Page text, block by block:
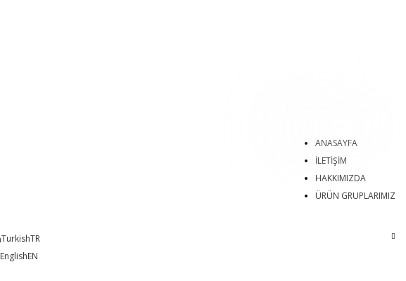
ANASAYFA
İLETİŞİM
HAKKIMIZDA
ÜRÜN GRUPLARIMIZ
TurkishTR
EnglishEN